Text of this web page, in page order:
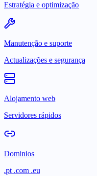
Estratégia e optimização
Manutenção e suporte
Actualizações e segurança
Alojamento web
Servidores rápidos
Dominios
.pt .com .eu